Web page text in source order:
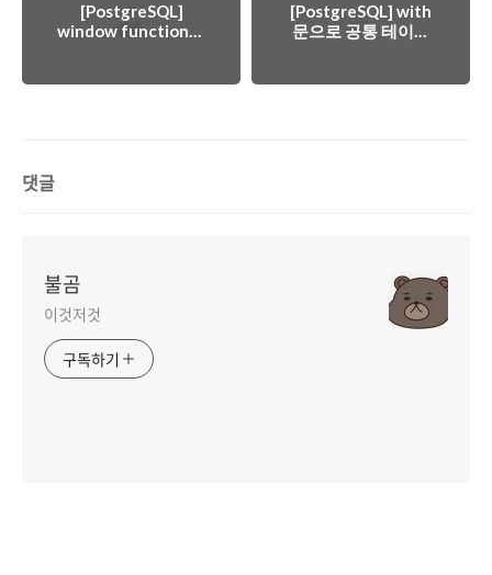
[PostgreSQL]
window function의
[PostgreSQL] with
문으로 공통 테이블
댓글
불곰
이것저것
구독하기